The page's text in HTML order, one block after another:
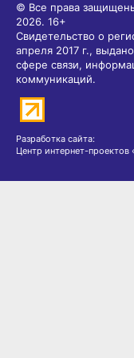
© Все права
2026. 16+
Свидетельство о
апреля 2017 г.,
сфере связи,
коммуникаций.
Разработка сайта:
Центр интернет-проектов